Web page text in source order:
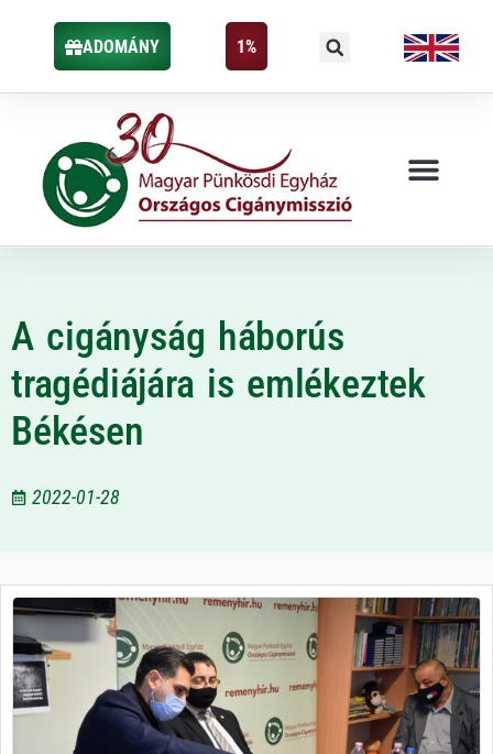
ADOMÁNY 1%
A cigányság háborús
tragédiájára is emlékeztek
Békésen
2022-01-28